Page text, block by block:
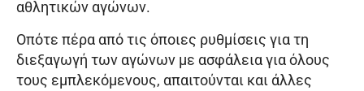
αθλητικών αγώνων.
Οπότε πέρα από τις όποιες ρυθμίσεις για τη
διεξαγωγή των αγώνων με ασφάλεια για όλους
τους εμπλεκόμενους, απαιτούνται και άλλες